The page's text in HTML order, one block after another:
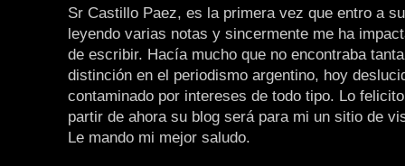
Sr Castillo Paez, es la primera vez que entro a
leyendo varias notas y sincermente me ha
de escribir. Hacía mucho que no encontraba
distinción en el periodismo argentino, hoy
contaminado por intereses de todo tipo. Lo
partir de ahora su blog será para mi un sitio de
Le mando mi mejor saludo.